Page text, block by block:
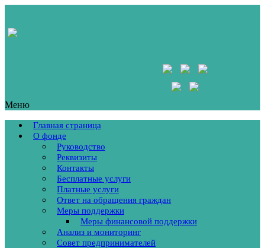
Меню
Главная страница
О фонде
Руководство
Реквизиты
Контакты
Бесплатные услуги
Платные услуги
Ответ на обращения граждан
Меры поддержки
Меры финансовой поддержки
Анализ и мониторинг
Совет предпринимателей